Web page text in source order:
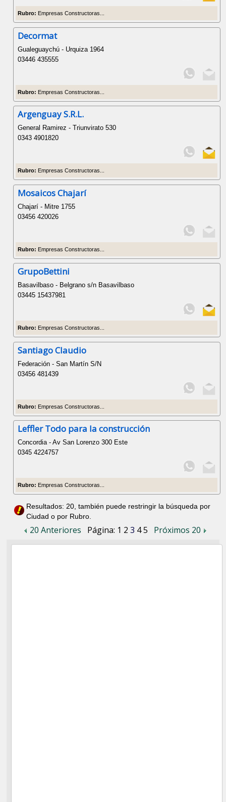
Rubro: Empresas Constructoras...
Decormat
Gualeguaychú - Urquiza 1964
03446 435555
Rubro: Empresas Constructoras...
Argenguay S.R.L.
General Ramirez - Triunvirato 530
0343 4901820
Rubro: Empresas Constructoras...
Mosaicos Chajarí
Chajarí - Mitre 1755
03456 420026
Rubro: Empresas Constructoras...
GrupoBettini
Basavilbaso - Belgrano s/n Basavilbaso
03445 15437981
Rubro: Empresas Constructoras...
Santiago Claudio
Federación - San Martín S/N
03456 481439
Rubro: Empresas Constructoras...
Leffler Todo para la construcción
Concordia - Av San Lorenzo 300 Este
0345 4224757
Rubro: Empresas Constructoras...
Resultados: 20, también puede restringir la búsqueda por
Ciudad o por Rubro.
20 Anteriores Página: 1 2 3 45 Próximos 20